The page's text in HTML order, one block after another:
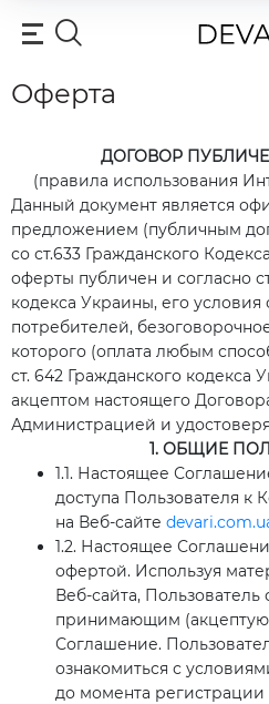
Оферта
ДОГОВОР
(правила использования
Данный документ является
предложением (публичным
со ст.633 Гражданского
оферты публичен и согласно
кодекса Украины, его
потребителей,
которого (оплата любым
ст. 642 Гражданского кодекса
акцептом настоящего
Администрацией и
1. ОБЩИЕ
1.1. Настоящее
доступа Пользователя к
на Веб-сайте
1.2. Настоящее
офертой. Используя
Веб-сайта, Пользователь
принимающим
Соглашение.
ознакомиться с
до момента регистрации